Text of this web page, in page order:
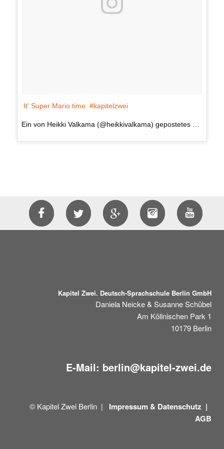
It' Super Mario time. #kapitelzwei
Kapitel Zwei. Deutsch-Sprachschule Berlin GmbH
Daniela Neicke & Susanne Schübel
Am Köllnischen Park 1
10179 Berlin
E-Mail: berlin@kapitel-zwei.de
© Kapitel Zwei Berlin | Impressum & Datenschutz |
AGB